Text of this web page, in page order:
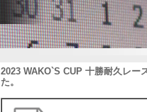
2023 WAKO`S CUP 十勝耐久レー
た。